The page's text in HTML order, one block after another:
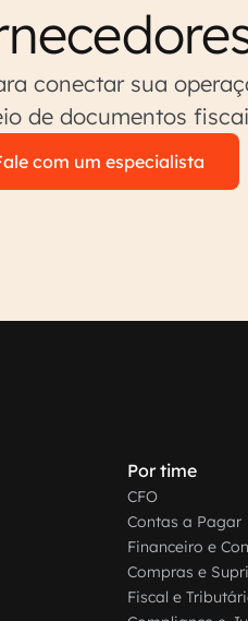
conectar sua
de documentos
com um especialista
Por time
CFO
Contas a Pagar
Financeiro e
Compras e
Fiscal e